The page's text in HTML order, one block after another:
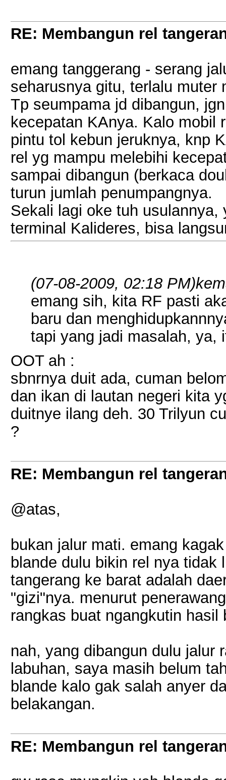
RE: Membangun rel
emang tanggerang - serang
seharusnya gitu, terlalu muter
Tp seumpama jd dibangun,
kecepatan KAnya. Kalo mobil
pintu tol kebun jeruknya, knp
rel yg mampu melebihi
sampai dibangun (berkaca
turun jumlah penumpangnya.
Sekali lagi oke tuh
terminal Kalideres, bisa
(07-08-2009, 02:18 PM)
emang sih, kita RF pasti
baru dan
tapi yang jadi masalah, ya,
OOT ah :
sbnrnya duit ada, cuman
dan ikan di lautan negeri kita
duitnye ilang deh. 30 Trilyun
?
RE: Membangun rel
@atas,
bukan jalur mati. emang
blande dulu bikin rel nya tidak
tangerang ke barat adalah
"gizi"nya. menurut
rangkas buat ngangkutin hasil
nah, yang dibangun dulu jalur
labuhan, saya masih belum
blande kalo gak salah anyer
belakangan.
RE: Membangun rel